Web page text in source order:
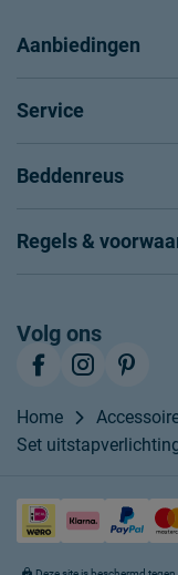
Aanbiedingen
Service
Beddenreus
Regels &
Volg ons
Home
Set